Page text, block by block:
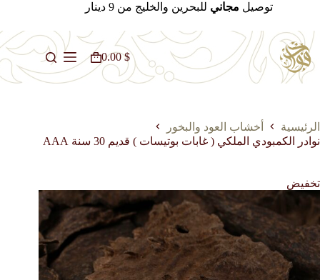
المحتوى
توصيل مجاني للبحرين والخليج من 9 دينار
عربة
التسوق
0.00$
الرئيسية
أخشاب العود والبخور
نوادر الكمبودي الملكي ( غابات بوتيسات ) قديم 30 سنة AAA
تخفيض